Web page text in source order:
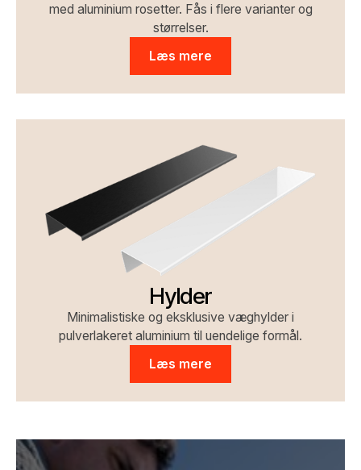
med aluminium rosetter. Fås i flere varianter og
størrelser.
Læs mere
Hylder
Minimalistiske og eksklusive væghylder i
pulverlakeret aluminium til uendelige formål.
Læs mere